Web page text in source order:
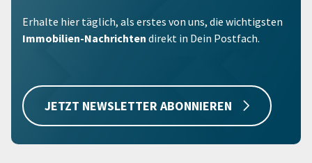
Erhalte hier täglich, als erstes von uns, die wichtigsten
Immobilien-Nachrichten direkt in Dein Postfach.
JETZT NEWSLETTER ABONNIEREN